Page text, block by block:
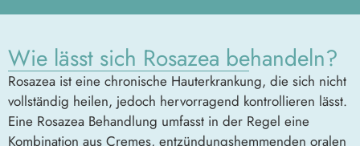
Wie lässt sich Rosazea behandeln?
Rosazea ist eine chronische Hauterkrankung, die sich nicht
vollständig heilen, jedoch hervorragend kontrollieren lässt.
Eine Rosazea Behandlung umfasst in der Regel eine
Kombination aus Cremes, entzündungshemmenden oralen